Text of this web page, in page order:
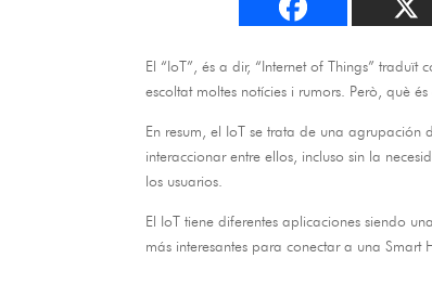
El “IoT”, és a dir, “Internet of Things”
escoltat moltes notícies i rumors. Però, què
En resum,el IoT se trata de una agrupación
interaccionar entre ellos incluso sin la
los usuarios
El IoT tiene diferentes aplicaciones siendo
más interesantes para conectar a una Smart